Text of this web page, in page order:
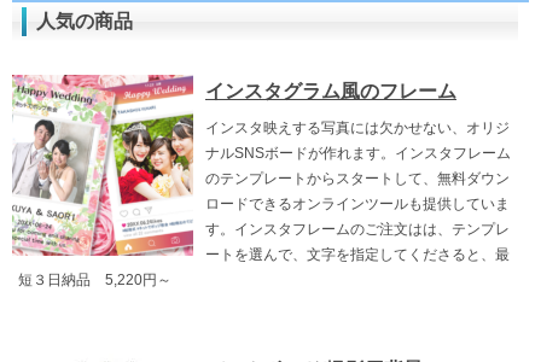
人気の商品
インスタグラム風のフレーム
インスタ映えする写真には欠かせない、オリジ
ナルSNSボードが作れます。インスタフレーム
のテンプレートからスタートして、無料ダウン
ロードできるオンラインツールも提供していま
す。インスタフレームのご注文はは、テンプレ
ートを選んで、文字を指定してくださると、最
短３日納品 5,220円～